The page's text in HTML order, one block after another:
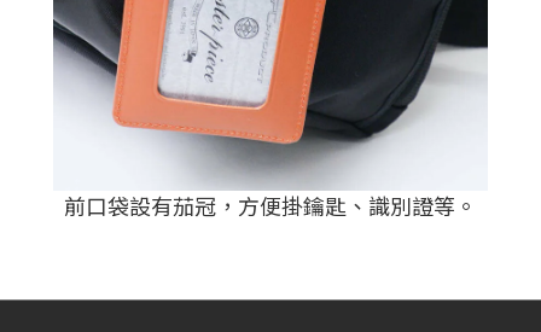
前口袋設有茄冠，方便掛鑰匙、識別證等。